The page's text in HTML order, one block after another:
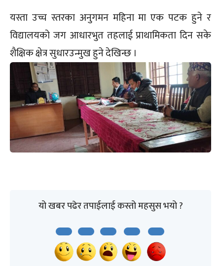
यस्ता उच्च स्तरका अनुगमन महिना मा एक पटक हुने र
विद्यालयको जग आधारभुत तहलाई प्राथामिकता दिन सके
शैक्षिक क्षेत्र सुधारउन्मुख हुने देखिन्छ ।
यो खबर पढेर तपाईलाई कस्तो महसुस भयो ?